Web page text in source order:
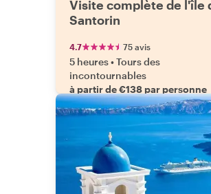
Visite complète de l'île
Santorin
4.7 75 avis
5 heures•Tours des
incontournables
à partir de €138 par personne